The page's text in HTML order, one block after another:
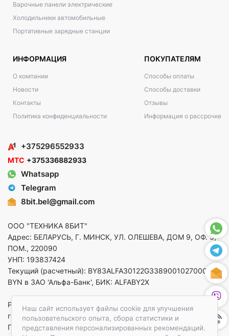
Наш сайт использует файлы cookie для улучшения
пользовательского опыта, сбора статистики и
представления персонализированных рекомендаций.
Варочные панели электрические
Холодильники автомобильные
Портативные зарядные станции
ИНФОРМАЦИЯ
О компании
Новости
Контакты
Политика конфиденциальности
ПОКУПАТЕЛЯМ
Способы оплаты
Способы доставки
Отзывы
Информация о рассрочке
+375296552933
МТС +375336882933
Whatsapp
Telegram
8bit.bel@gmail.com
ООО "ТЕХНИКА 8БИТ"
Адрес: БЕЛАРУСЬ, Г. МИНСК, УЛ. ОЛЕШЕВА, ДОМ 9, ОФ. 5,
ПОМ., 220090
УНП: 193837424
Текущий (расчетный): BY83ALFA30122G33890010270000 в
BYN в ЗАО 'Альфа-Банк', БИК: ALFABY2X
Регистрация в торговом реестре от 14.08.2025 Минский
горисполком
По вопросам защиты прав потребителей